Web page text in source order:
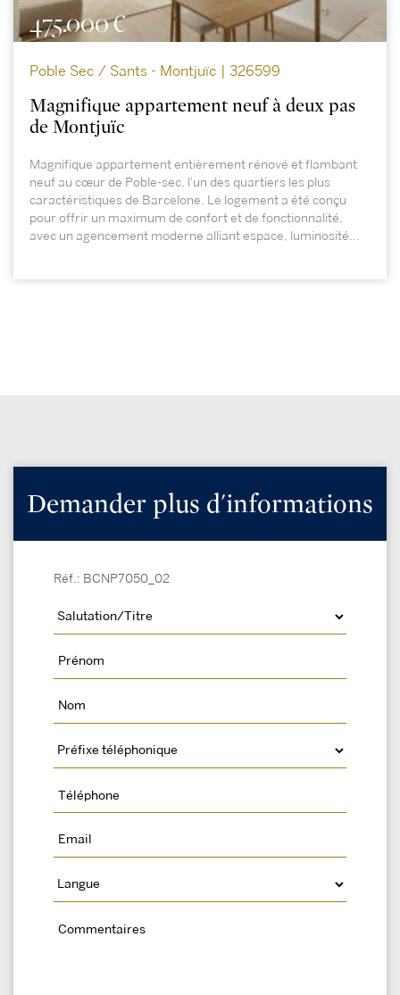
475.000 €
Poble Sec / Sants - Montjuïc | 326599
Magnifique appartement neuf à deux pas
de Montjuïc
Magnifique appartement entièrement rénové et flambant
neuf au cœur de Poble-sec, l'un des quartiers les plus
caractéristiques de Barcelone. Le logement a été conçu
pour offrir un maximum de confort et de fonctionnalité,
avec un agencement moderne alliant espace, luminosité...
Demander plus d'informations
Réf.: BCNP7050_02